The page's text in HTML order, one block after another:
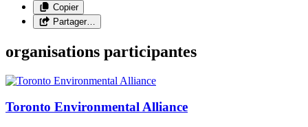
Copier
Partager…
organisations participantes
Toronto Environmental Alliance